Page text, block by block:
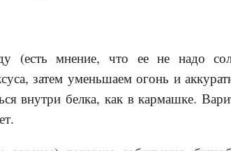
(есть мнение, что ее не надо
затем уменьшаем огонь и
внутри белка, как в кармашке.